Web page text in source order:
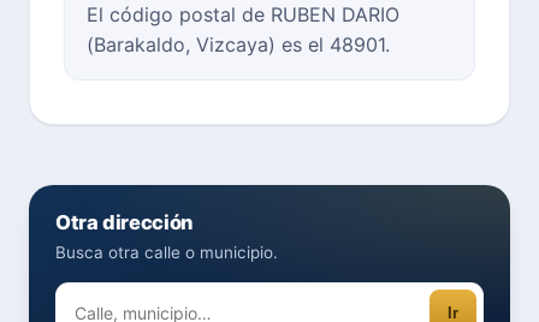
El código postal de RUBEN DARIO
(Barakaldo, Vizcaya) es el 48901.
Otra dirección
Busca otra calle o municipio.
Ir